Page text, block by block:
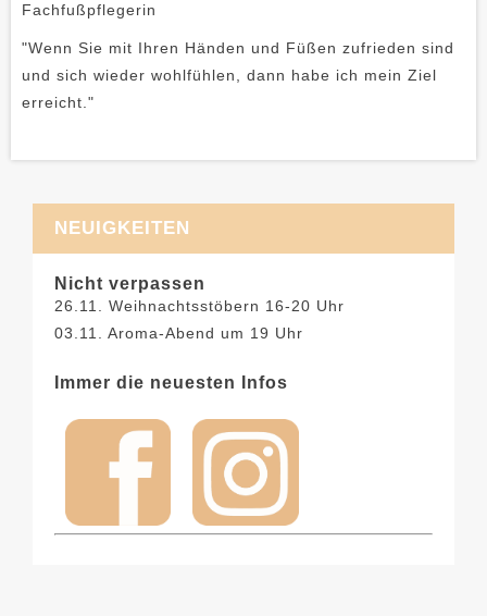
Fachfußpflegerin
"Wenn Sie mit Ihren Händen und Füßen zufrieden sind
und sich wieder wohlfühlen, dann habe ich mein Ziel
erreicht."
NEUIGKEITEN
Nicht verpassen
26.11. Weihnachtsstöbern 16-20 Uhr
03.11. Aroma-Abend um 19 Uhr
Immer die neuesten Infos